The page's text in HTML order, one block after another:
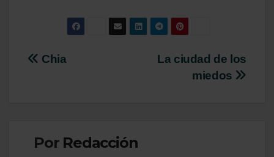
Navegación
La ciudad de los
miedos
Chia
Por Redacción